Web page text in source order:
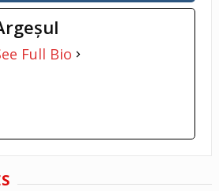
Full Bio